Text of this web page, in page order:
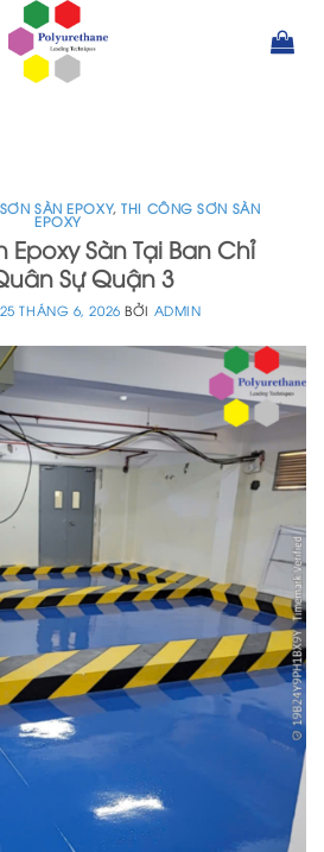
SƠN SÀN EPOXY,THI CÔNG SƠN SÀN
EPOXY
Epoxy Sàn Tại Ban Chỉ
Sự Quận 3
25 THÁNG 6, 2026 BỞI ADMIN